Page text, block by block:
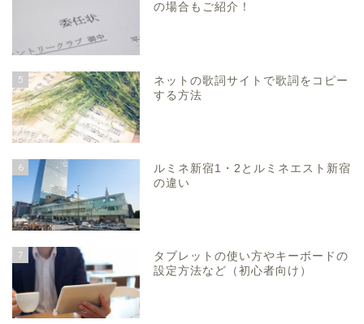
の場合もご紹介！
5
ネットの歌詞サイトで歌詞をコピー
する方法
6
ルミネ新宿1・2とルミネエスト新宿
の違い
7
タブレットの使い方やキーボードの
設定方法など（初心者向け）